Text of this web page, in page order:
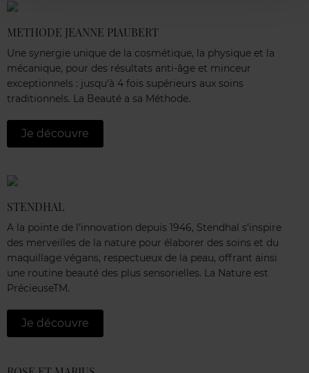
METHODE JEANNE PIAUBERT
Une synergie unique de la cosmétique, la physique et la
mécanique, pour des résultats anti-âge et minceur
exceptionnels : jusqu’à 4 fois supérieurs aux soins
traditionnels. La Beauté a sa Méthode.
Je découvre
STENDHAL
A la pointe de l’innovation depuis 1946, Stendhal s’inspire
des merveilles de la nature pour élaborer des soins et du
maquillage végans, respectueux de la peau, offrant ainsi
une routine beauté des plus sensorielles. La Nature est
PrécieuseTM.
Je découvre